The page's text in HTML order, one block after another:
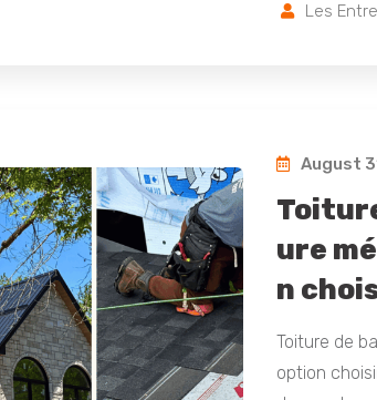
Les
August
ure
n
Toiture de
option